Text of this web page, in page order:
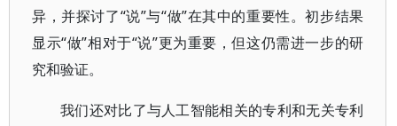
异，并探讨了“说”与“做”在其中的重要性。初步结果
显示“做”相对于“说”更为重要，但这仍需进一步的研
究和验证。
我们还对比了与人工智能相关的专利和无关专利